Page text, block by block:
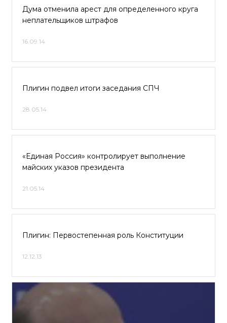
Дума отменила арест для определенного круга
неплательщиков штрафов
16.09.14
Плигин подвел итоги заседания СПЧ
28.05.14
«Единая Россия» контролирует выполнение
майских указов президента
21.05.14
Плигин: Первостепенная роль Конституции
12.12.13